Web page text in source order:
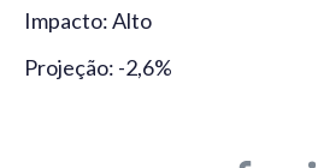
Impacto: Alto
Projeção: -2,6%